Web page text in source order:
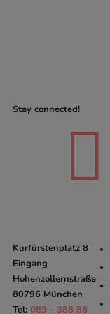
Stay connected!

Kurfürstenplatz 8
Eingang
Hohenzollernstraße
80796 München
Tel: 089 - 388 88